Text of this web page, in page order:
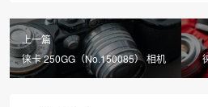
上一篇
徕卡 250GG（No.150085） 相机